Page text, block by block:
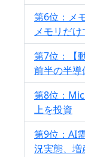
第6位：メ
メモリだ
第7位：【
前半の半導
第8位：
上を投資
第9位：AI
況実態、